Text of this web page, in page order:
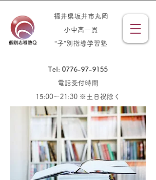
福井県坂井市丸岡
小中高一貫
“子”別指導学習塾
Tel: 0776-97-9155
電話受付時間
15:00～21:30 ※土日祝除く